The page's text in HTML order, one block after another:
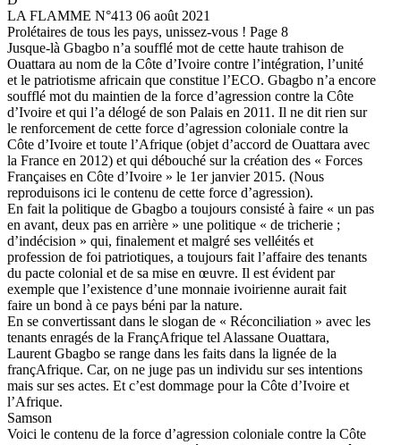
LA FLAMME N°413 06 août 2021
Prolétaires de tous les pays, unissez-vous ! Page 8
Jusque-là Gbagbo n’a soufflé mot de cette haute trahison de
Ouattara au nom de la Côte d’Ivoire contre l’intégration, l’unité
et le patriotisme africain que constitue l’ECO. Gbagbo n’a encore
soufflé mot du maintien de la force d’agression contre la Côte
d’Ivoire et qui l’a délogé de son Palais en 2011. Il ne dit rien sur
le renforcement de cette force d’agression coloniale contre la
Côte d’Ivoire et toute l’Afrique (objet d’accord de Ouattara avec
la France en 2012) et qui débouché sur la création des « Forces
Françaises en Côte d’Ivoire » le 1er janvier 2015. (Nous
reproduisons ici le contenu de cette force d’agression).
En fait la politique de Gbagbo a toujours consisté à faire « un pas
en avant, deux pas en arrière » une politique « de tricherie ;
d’indécision » qui, finalement et malgré ses velléités et
profession de foi patriotiques, a toujours fait l’affaire des tenants
du pacte colonial et de sa mise en œuvre. Il est évident par
exemple que l’existence d’une monnaie ivoirienne aurait fait
faire un bond à ce pays béni par la nature.
En se convertissant dans le slogan de « Réconciliation » avec les
tenants enragés de la FrançAfrique tel Alassane Ouattara,
Laurent Gbagbo se range dans les faits dans la lignée de la
françAfrique. Car, on ne juge pas un individu sur ses intentions
mais sur ses actes. Et c’est dommage pour la Côte d’Ivoire et
l’Afrique.
Samson
Voici le contenu de la force d’agression coloniale contre la Côte